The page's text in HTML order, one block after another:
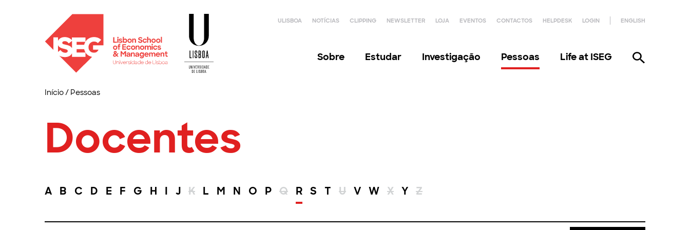
ULISBOA NOTÍCIAS CLIPPING NEWSLETTER LOJA EVENTOS CONTACTOS HELPDESK LOGIN ENGLISH
Sobre Estudar Investigação Pessoas Life at ISEG
Início/ Pessoas
Docentes
A B C D E F G H I J K L M N O P Q R S T U V W X Y Z